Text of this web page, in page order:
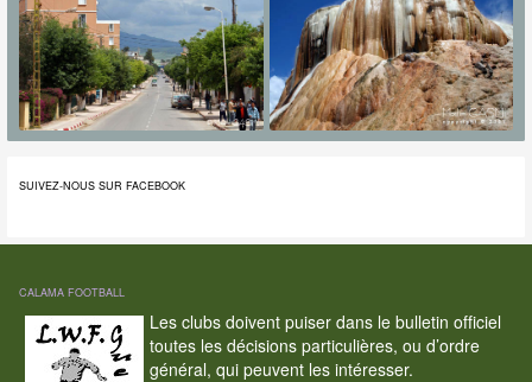
SUIVEZ-NOUS SUR FACEBOOK
CALAMA FOOTBALL
Les clubs doivent puiser dans le bulletin officiel
toutes les décisions particulières, ou d’ordre
général, qui peuvent les intéresser.